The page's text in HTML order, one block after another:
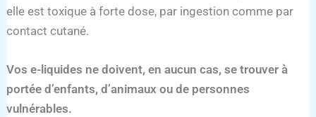
elle est toxique à forte dose, par ingestion comme par
contact cutané.
Vos e-liquides ne doivent, en aucun cas, se trouver à
portée d’enfants, d’animaux ou de personnes
vulnérables.